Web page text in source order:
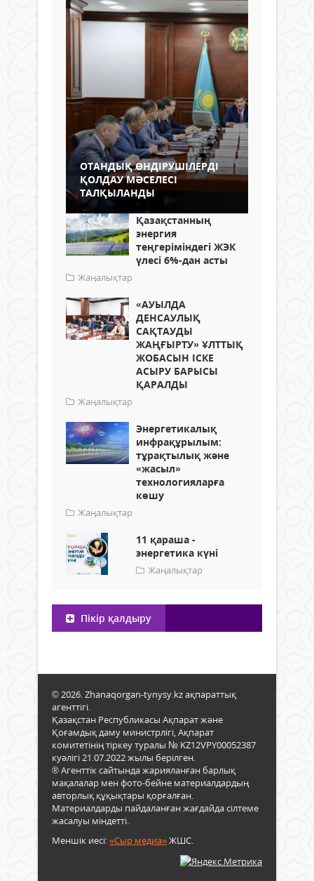
ОТАНДЫҚ ӨНДІРУШІЛЕРДІ
ҚОЛДАУ МӘСЕЛЕСІ
ТАЛҚЫЛАНДЫ
Қазақстанның
энергия
теңгеріміндегі ЖЭК
үлесі 6%-дан асты
Жаңалықтар
«АУЫЛДА
ДЕНСАУЛЫҚ
САҚТАУДЫ
ЖАҢҒЫРТУ» ҰЛТТЫҚ
ЖОБАСЫН ІСКЕ
АСЫРУ БАРЫСЫ
ҚАРАЛДЫ
Жаңалықтар
Энергетикалық
инфрақұрылым:
тұрақтылық және
«жасыл»
технологияларға
көшу
Жаңалықтар
11 қараша -
энергетика күні
Жаңалықтар
Пікір қалдыру
© 2026. Zhanaqorgan-tynysy.kz ақпараттық
агенттігі.
Қазақстан Республикасы Ақпарат және
Қоғамдық даму министрлігі, Ақпарат
комитетінің тіркеу туралы № KZ12VPY00052387
куәлігі 21.07.2022 жылы берілген.
® Агенттік сайтында жарияланған барлық
мақалалар мен фото-бейне материалдардың
авторлық құқықтары қорғалған.
Материалдарды пайдаланған жағдайда сілтеме
жасалуы міндетті.
Меншік иесі:«Сыр медиа»ЖШС.